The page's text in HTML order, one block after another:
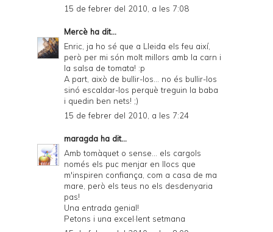
15 de febrer del 2010, a les 7:08
Mercè ha dit...
Enric, ja ho sé que a Lleida els feu així,
però per mi són molt millors amb la carn i
la salsa de tomata! :p
A part, això de bullir-los... no és bullir-los
sinó escaldar-los perquè treguin la baba
i quedin ben nets! ;)
15 de febrer del 2010, a les 7:24
maragda ha dit...
Amb tomàquet o sense... els cargols
només els puc menjar en llocs que
m'inspiren confiança, com a casa de ma
mare, però els teus no els desdenyaria
pas!
Una entrada genial!
Petons i una excel·lent setmana